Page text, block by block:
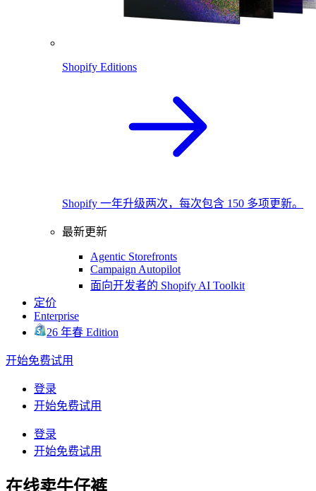
Shopify Editions
Shopify 一年升级两次，每次包含 150 多项更新。
最新更新
Agentic Storefronts
Campaign Autopilot
面向开发者的 Shopify AI Toolkit
定价
Enterprise
26 年春 Edition
开始免费试用
登录
开始免费试用
登录
开始免费试用
在线卖牛仔裤